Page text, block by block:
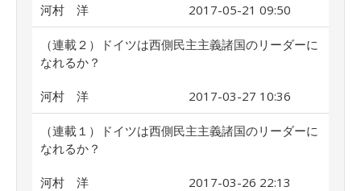
河村 洋 2017-05-21 09:50
（連載２）ドイツは西側民主主義諸国のリーダーに
なれるか？
河村 洋 2017-03-27 10:36
（連載１）ドイツは西側民主主義諸国のリーダーに
なれるか？
河村 洋 2017-03-26 22:13